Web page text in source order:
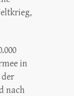
in
der
nach